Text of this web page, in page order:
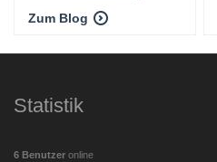
Zum Blog
Statistik
6 Benutzer online